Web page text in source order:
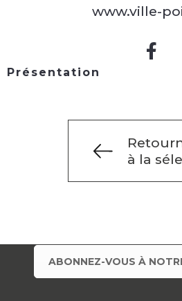
www.ville-
Présentation
à la
ABONNEZ-VOUS À